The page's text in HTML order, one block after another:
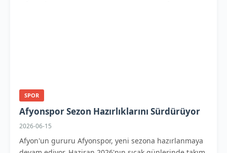
SPOR
Afyonspor Sezon Hazırlıklarını Sürdürüyor
2026-06-15
Afyon'un gururu Afyonspor, yeni sezona hazırlanmaya